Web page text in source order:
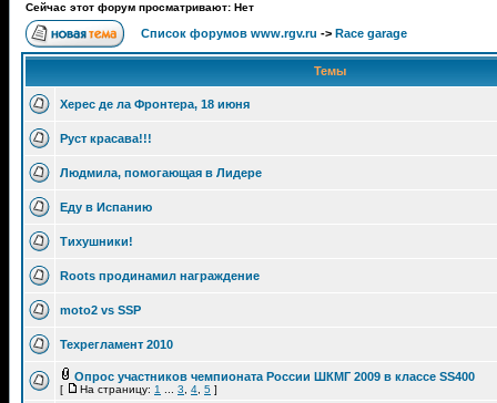
Сейчас этот форум просматривают: Нет
Список форумов www.rgv.ru -> Race garage
Темы
Херес де ла Фронтера, 18 июня
Руст красава!!!
Людмила, помогающая в Лидере
Еду в Испанию
Тихушники!
Roots продинамил награждение
moto2 vs SSP
Техрегламент 2010
Опрос участников чемпионата России ШКМГ 2009 в классе SS400
[ На страницу: 1 3 4 5 ]